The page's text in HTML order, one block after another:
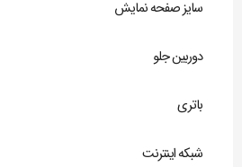
سایز صفحه نمایش
دوربین جلو
باتری
شبکه اینترنت